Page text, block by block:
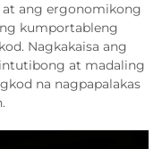
at ang ergonomikong
kumportableng
Nagkakaisa ang
at madaling
na nagpapalakas